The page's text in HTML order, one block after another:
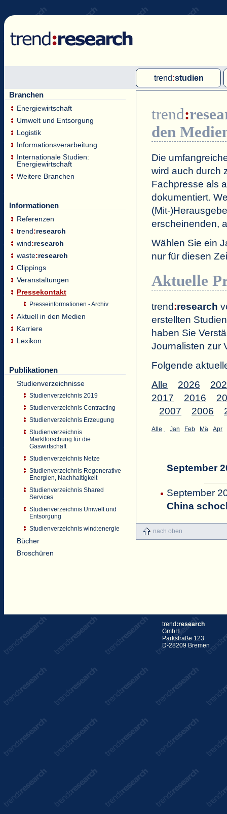
trend:studien
Single-Client-Studien
Internationale Markt Reports
Branchen
Energiewirtschaft
Umwelt und Entsorgung
Logistik
Informationsverarbeitung
Internationale Studien:
Energiewirtschaft
Weitere Branchen
Informationen
Referenzen
trend:research
wind:research
waste:research
Clippings
Veranstaltungen
Pressekontakt
Presseinformationen - Archiv
Aktuell in den Medien
Karriere
Lexikon
Publikationen
Studienverzeichnisse
Studienverzeichnis 2019
Studienverzeichnis Contracting
Studienverzeichnis Erzeugung
Studienverzeichnis
Marktforschung für die
Gaswirtschaft
Studienverzeichnis Netze
Studienverzeichnis Regenerative
Energien, Nachhaltigkeit
Studienverzeichnis Shared
Services
Studienverzeichnis Umwelt und
Entsorgung
Studienverzeichnis wind:energie
Bücher
Broschüren
trend:
den
Die
wird auch durch
Fachpresse als
dokumentiert.
(Mit-
erscheinenden,
Wählen Sie ein
nur für diesen
Aktuelle
trend:research
erstellten
haben Sie
Journalisten zur
Folgende
Alle
2026
2017
2016
2007
2006
Alle Jan Feb Mä Apr
September
September
China
nach oben
trend :research
GmbH
Parkstraße 123
D-28209 Bremen